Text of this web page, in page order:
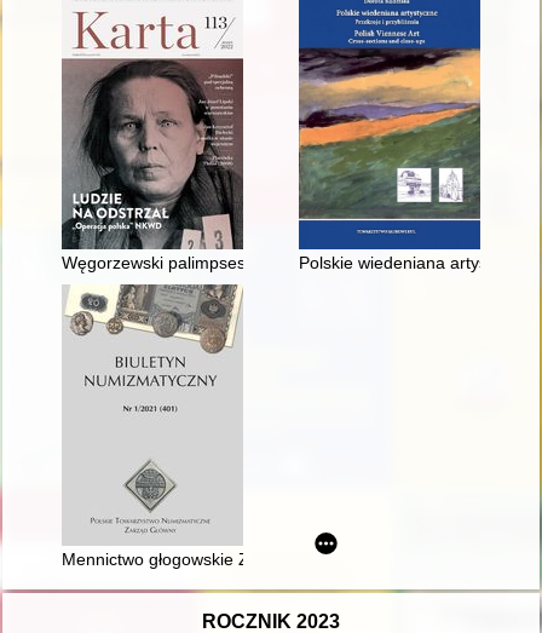
Węgorzewski palimpsest Polskie wiedeniana
Mennictwo głogowskie Zygmunta Jagiellończyka
ROCZNIK 2023